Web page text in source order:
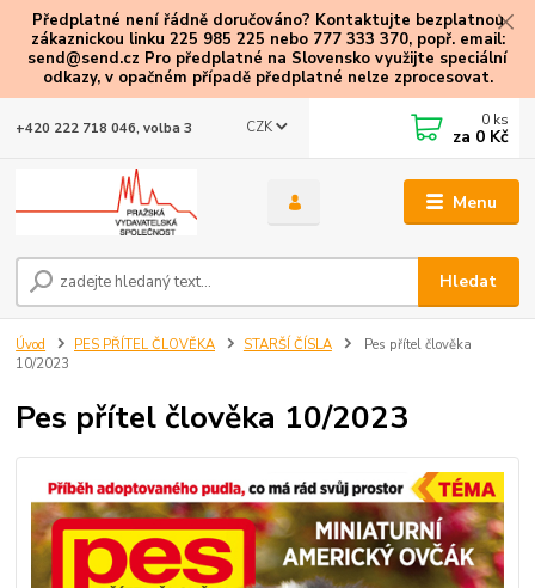
Předplatné není řádně doručováno? Kontaktujte bezplatnou
zákaznickou linku 225 985 225 nebo 777 333 370, popř. email:
send@send.cz Pro předplatné na Slovensko využijte speciální
odkazy, v opačném případě předplatné nelze zprocesovat.
Menu
CZK
Hledat
+420 222 718 046, volba 3 0 ks
za 0 Kč
Úvod PES PŘÍTEL ČLOVĚKA STARŠÍ ČÍSLA
Pes přítel člověka
10/2023
Pes přítel člověka 10/2023